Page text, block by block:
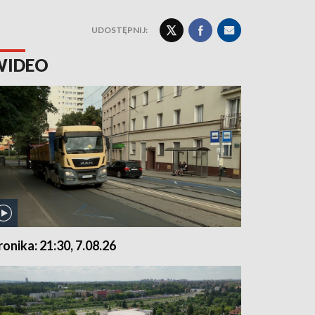
UDOSTĘPNIJ:
21:30, 7.08.26